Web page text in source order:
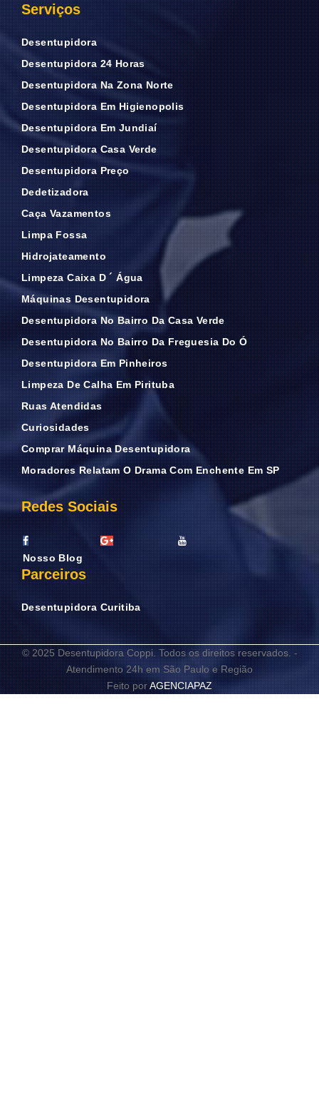
Serviços
Desentupidora
Desentupidora 24 Horas
Desentupidora Na Zona Norte
Desentupidora Em Higienopolis
Desentupidora Em Jundiaí
Desentupidora Casa Verde
Desentupidora Preço
Dedetizadora
Caça Vazamentos
Limpa Fossa
Hidrojateamento
Limpeza Caixa D ´ Água
Máquinas Desentupidora
Desentupidora No Bairro Da Casa Verde
Desentupidora No Bairro Da Freguesia Do Ó
Desentupidora Em Pinheiros
Limpeza De Calha Em Pirituba
Ruas Atendidas
Curiosidades
Comprar Máquina Desentupidora
Moradores Relatam O Drama Com Enchente Em SP
Redes Sociais
Nosso Blog
Parceiros
Desentupidora Curitiba
© 2025 Desentupidora Coppi. Todos os direitos reservados. -
Atendimento 24h em São Paulo e Região
Feito porAGENCIAPAZ